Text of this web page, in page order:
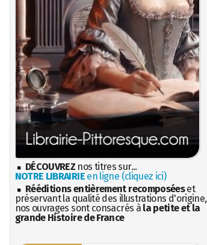
DÉCOUVREZ nos titres sur...
NOTRE LIBRAIRIEen ligne (cliquez ici)
Rééditions entièrement recomposéeset
préservant la qualité des illustrations d'origine,
nos ouvrages sont consacrés à la petite et la
grande Histoire de France